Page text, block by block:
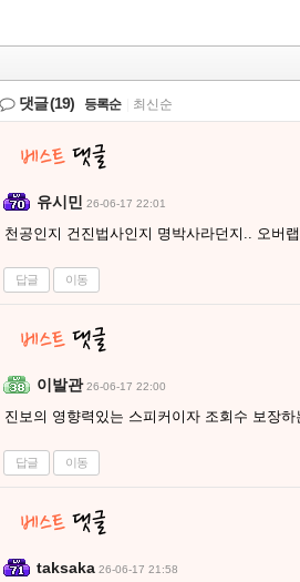
댓글(19) 등록순 최신순
유시민 26-06-17 22:01
천공인지 건진법사인지 명박사라던지.. 오버
답글 이동
이발관 26-06-17 22:00
진보의 영향력있는 스피커이자 조회수 보장
답글 이동
taksaka 26-06-17 21:58